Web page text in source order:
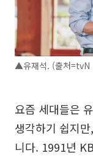
▲유재석. (출처=tvN
요즘 세대들은
생각하기 쉽지
니다. 1991년